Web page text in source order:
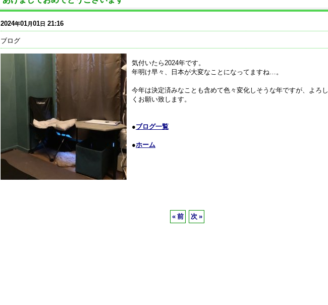
2024年01月01日 21:16
ブログ
気付いたら2024年です。
年明け早々、日本が大変なことになってますね…。
今年は決定済みなことも含めて色々変化しそうな年ですが、よろし
くお願い致します。
●ブログ一覧
●ホーム
« 前 次 »